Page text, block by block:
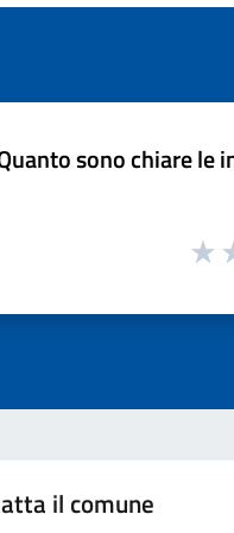
sono chiare le
il comune